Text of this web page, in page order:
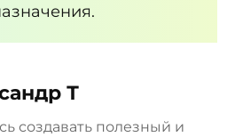
Т
создавать полезный и